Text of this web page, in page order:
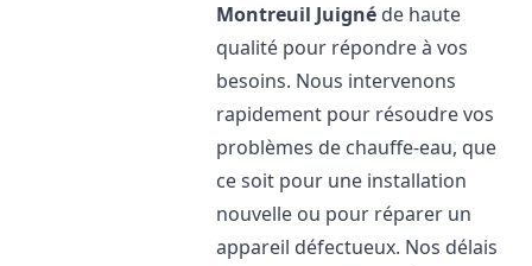
Montreuil Juigné de haute
qualité pour répondre à vos
besoins. Nous intervenons
rapidement pour résoudre vos
problèmes de chauffe-eau, que
ce soit pour une installation
nouvelle ou pour réparer un
appareil défectueux. Nos délais